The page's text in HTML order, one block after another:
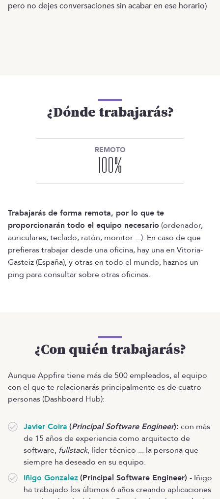
pero no dejes conversaciones sin acabar en ese horario)
¿Dónde trabajarás?
REMOTO
100%
Trabajarás de forma remota, por lo que te
proporcionarán todo el equipo necesario (ordenador,
auriculares, teclado, ratón, monitor ...). En caso de que
prefieras trabajar desde una oficina, hay una en Vitoria-
Gasteiz (España), y otras en todo el mundo, haznos un
ping para consultar sobre otras oficinas.
¿Con quién trabajarás?
Aunque Appfire tiene más de 500 empleados, el equipo
con el que te relacionarás principalmente es de cuatro
personas (Dashboard Hub):
Javier Coira (Principal Software Engineer): con más
de 15 años de experiencia como arquitecto de
software, fullstack, líder técnico ... la persona que
siempre ha deseado en su equipo.
Iñigo Gonzalez(Principal Software Engineer) - Iñigo
ha trabajado los últimos 6 años creando aplicaciones